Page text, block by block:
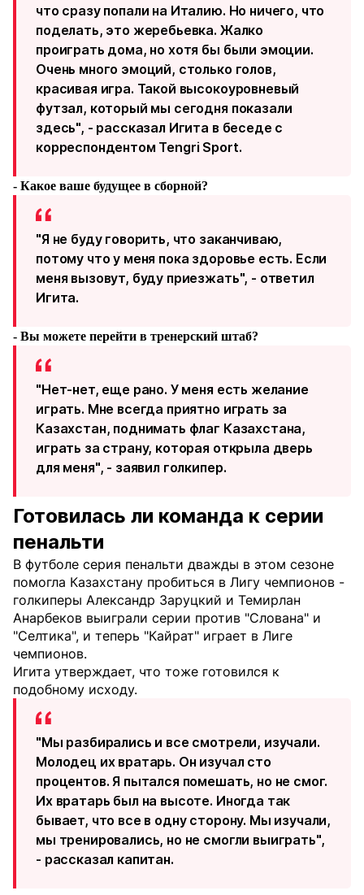
что сразу попали на Италию. Но ничего, что
поделать, это жеребьевка. Жалко
проиграть дома, но хотя бы были эмоции.
Очень много эмоций, столько голов,
красивая игра. Такой высокоуровневый
футзал, который мы сегодня показали
здесь", - рассказал Игита в беседе с
корреспондентом Tengri Sport.
- Какое ваше будущее в сборной?
"Я не буду говорить, что заканчиваю,
потому что у меня пока здоровье есть. Если
меня вызовут, буду приезжать", - ответил
Игита.
- Вы можете перейти в тренерский штаб?
"Нет-нет, еще рано. У меня есть желание
играть. Мне всегда приятно играть за
Казахстан, поднимать флаг Казахстана,
играть за страну, которая открыла дверь
для меня", - заявил голкипер.
Готовилась ли команда к серии
пенальти
В футболе серия пенальти дважды в этом сезоне
помогла Казахстану пробиться в Лигу чемпионов -
голкиперы Александр Заруцкий и Темирлан
Анарбеков выиграли серии против "Слована" и
"Селтика", и теперь "Кайрат" играет в Лиге
чемпионов.
Игита утверждает, что тоже готовился к
подобному исходу.
"Мы разбирались и все смотрели, изучали.
Молодец их вратарь. Он изучал сто
процентов. Я пытался помешать, но не смог.
Их вратарь был на высоте. Иногда так
бывает, что все в одну сторону. Мы изучали,
мы тренировались, но не смогли выиграть",
- рассказал капитан.